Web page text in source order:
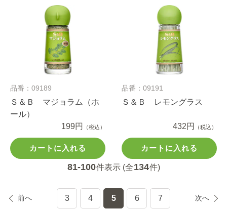
品番：09189
Ｓ＆Ｂ マジョラム（ホ
ール）
199円
（税込）
カートに入れる
品番：09191
Ｓ＆Ｂ レモングラス
432円 （税込）
カートに入れる
81-100件表示 (全134件)
前へ 3 4 5 6 7 次へ